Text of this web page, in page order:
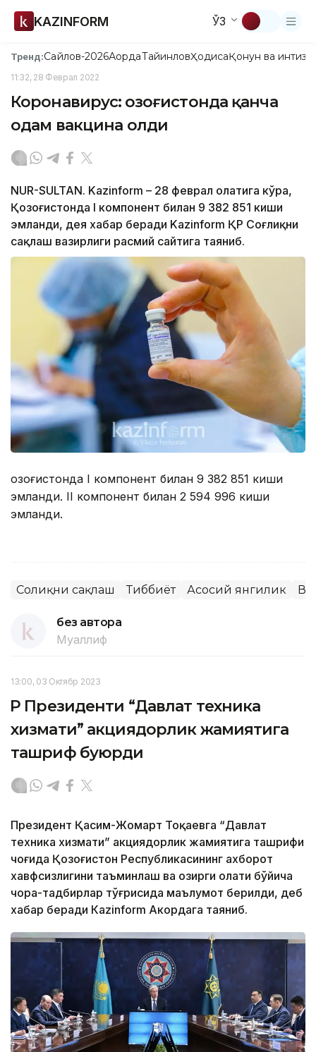
KAZINFORM ЎЗ
Тренд:Сайлов-2026АқордаТайинловҲодисаҚонун ва
11:32, 28 Феврал 2022
Коронавирус: Қозоғистонда қанча
одам вакцина олди
NUR-SULTAN. Kazinform – 28 феврал ҳолатига кўра,
Қозоғистонда I компонент билан 9 382 851 киши
эмланди, дея хабар беради Kazinform ҚР Соғлиқни
сақлаш вазирлиги расмий сайтига таяниб.
Қозоғистонда I компонент билан 9 382 851 киши
эмланди. II компонент билан 2 594 996 киши
эмланди.
Соғлиқни сақлаш Тиббиёт Асосий янгилик
без автора
Муаллиф
13:00, 03 Октябр 2023
ҚР Президенти “Давлат техника
хизмати” акциядорлик жамиятига
ташриф буюрди
Президент Қасим-Жомарт Тоқаевга “Давлат
техника хизмати” акциядорлик жамиятига ташрифи
чоғида Қозоғистон Республикасининг ахборот
хавфсизлигини таъминлаш ва ҳозирги ҳолати бўйича
чора-тадбирлар тўғрисида маълумот берилди, деб
хабар беради Каzinform Акордага таяниб.